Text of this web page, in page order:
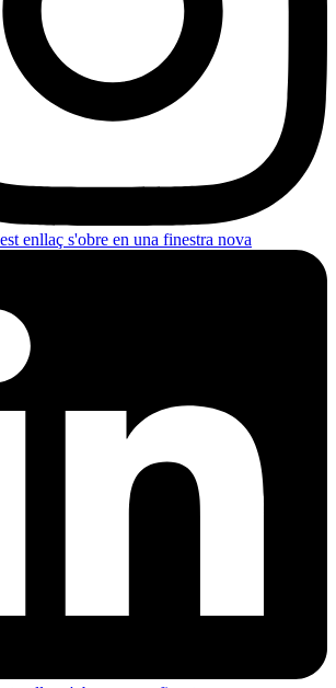
enllaç s'obre en una finestra nova